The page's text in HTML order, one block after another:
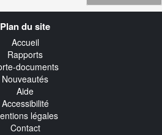
Plan du site
Accueil
Rapports
documents
Nouveautés
Aide
Accessibilité
légales
Contact